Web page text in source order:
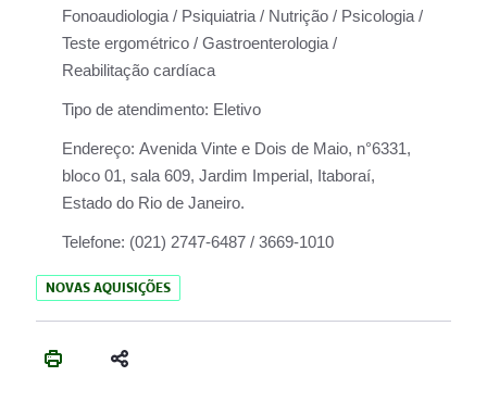
Fonoaudiologia / Psiquiatria / Nutrição / Psicologia /
Teste ergométrico / Gastroenterologia /
Reabilitação cardíaca
Tipo de atendimento: Eletivo
Endereço: Avenida Vinte e Dois de Maio, n°6331,
bloco 01, sala 609, Jardim Imperial, Itaboraí,
Estado do Rio de Janeiro.
Telefone: (021) 2747-6487 / 3669-1010
NOVAS AQUISIÇÕES